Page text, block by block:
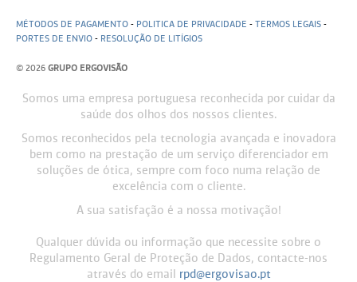
MÉTODOS DE PAGAMENTO - POLITICA DE PRIVACIDADE - TERMOS LEGAIS -
PORTES DE ENVIO - RESOLUÇÃO DE LITÍGIOS
© 2026 GRUPO ERGOVISÃO
Somos uma empresa portuguesa reconhecida por cuidar da
saúde dos olhos dos nossos clientes.
Somos reconhecidos pela tecnologia avançada e inovadora
bem como na prestação de um serviço diferenciador em
soluções de ótica, sempre com foco numa relação de
excelência com o cliente.
A sua satisfação é a nossa motivação!
Qualquer dúvida ou informação que necessite sobre o
Regulamento Geral de Proteção de Dados, contacte-nos
através do email
rpd@ergovisao.pt